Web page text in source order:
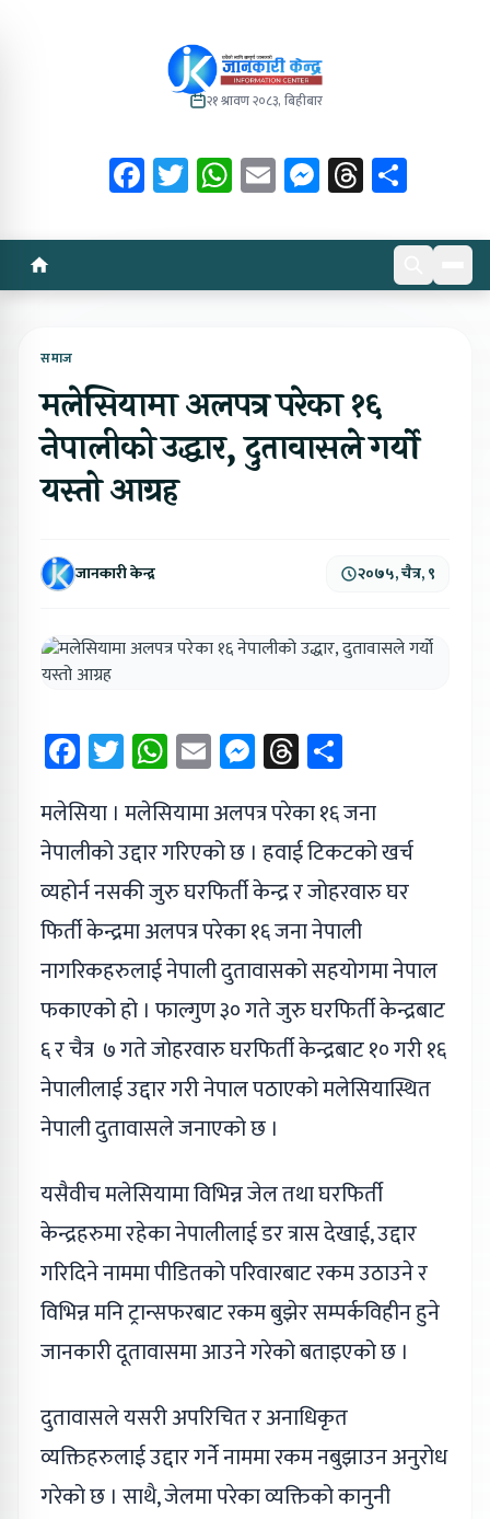
२१ श्रावण २०८३, बिहीबार
Facebook
Twitter
WhatsApp
EmailMessenger
Threads
समाज
मलेसियामा अलपत्र परेका १६
नेपालीको उद्धार, दुतावासले गर्यो
यस्तो आग्रह
जानकारी केन्द्र २०७५, चैत्र, ९
Facebook
Twitter
WhatsApp
EmailMessenger
Threads
मलेसिया । मलेसियामा अलपत्र परेका १६ जना
नेपालीको उद्दार गरिएको छ । हवाई टिकटको खर्च
व्यहोर्न नसकी जुरु घरफिर्ती केन्द्र र जोहरवारु घर
फिर्ती केन्द्रमा अलपत्र परेका १६ जना नेपाली
नागरिकहरुलाई नेपाली दुतावासको सहयोगमा नेपाल
फकाएको हो । फाल्गुण ३० गते जुरु घरफिर्ती केन्द्रबाट
६ र चैत्र ७ गते जोहरवारु घरफिर्ती केन्द्रबाट १० गरी १६
नेपालीलाई उद्दार गरी नेपाल पठाएको मलेसियास्थित
नेपाली दुतावासले जनाएको छ ।
यसैवीच मलेसियामा विभिन्न जेल तथा घरफिर्ती
केन्द्रहरुमा रहेका नेपालीलाई डर त्रास देखाई, उद्दार
गरिदिने नाममा पीडितको परिवारबाट रकम उठाउने र
विभिन्न मनि ट्रान्सफरबाट रकम बुझेर सम्पर्कविहीन हुने
जानकारी दूतावासमा आउने गरेको बताइएको छ ।
दुतावासले यसरी अपरिचित र अनाधिकृत
व्यक्तिहरुलाई उद्दार गर्ने नाममा रकम नबुझाउन अनुरोध
गरेको छ । साथै, जेलमा परेका व्यक्तिको कानुनी